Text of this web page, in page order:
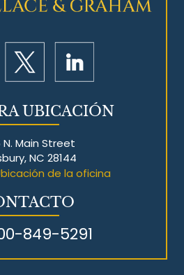
UBICACIÓN
N. Main Street
NC 28144
de la oficina
849-5291